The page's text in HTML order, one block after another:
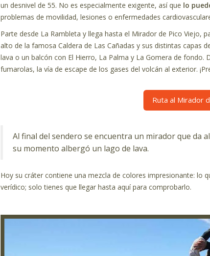
un desnivel de 55. No es especialmente exigente, así que lo
problemas de movilidad, lesiones o enfermedades
Parte desde La Rambleta y llega hasta el Mirador de Pico
alto de la famosa Caldera de Las Cañadas y sus distintas capas
lava o un balcón con El Hierro, La Palma y La Gomera de
fumarolas, la vía de escape de los gases del volcán al exterior.
Ruta al Mirador
Al final del sendero se encuentra un mirador que da
su momento albergó un lago de lava.
Hoy su cráter contiene una mezcla de colores impresionante: lo
verídico; solo tienes que llegar hasta aquí para comprobarlo.